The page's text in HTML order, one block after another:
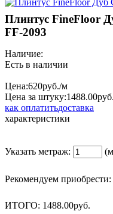
Плинтус FineFloor
FF-2093
Наличие:
Есть в наличии
Цена:620руб./м
Цена за штуку:1488.00руб.
как оплатитьдоставка
характеристики
Указать метраж:
Рекомендуем приобрести:
ИТОГО: 1488.00руб.